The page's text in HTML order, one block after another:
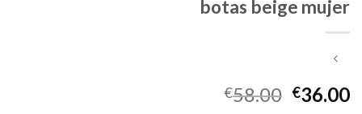
botas beige mujer
€58.00 €36.00